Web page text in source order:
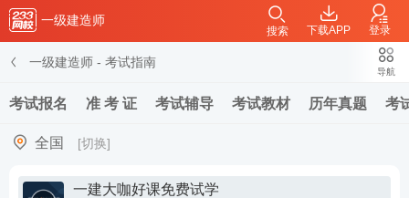
一级建造师
下载APP 登录
搜索
一级建造师 - 考试指南
考试报名 准 考 证 考试辅导 考试教材 历年真题 考
导航
全国 [切换]
一建大咖好课免费试学